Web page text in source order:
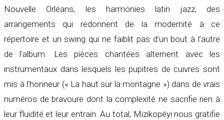
Nouvelle Orléans, les harmonies latin jazz, des
arrangements qui redonnent de la modernité à ce
répertoire et un swing qui ne faiblit pas d’un bout à l’autre
de l’album. Les pièces chantées alternent avec les
instrumentaux dans lesquels les pupitres de cuivres sont
mis à l’honneur (« La haut sur la montagne ») dans de vrais
numéros de bravoure dont la complexité ne sacrifie rien à
leur fluidité et leur entrain. Au total, Mizikopéyi nous gratifie